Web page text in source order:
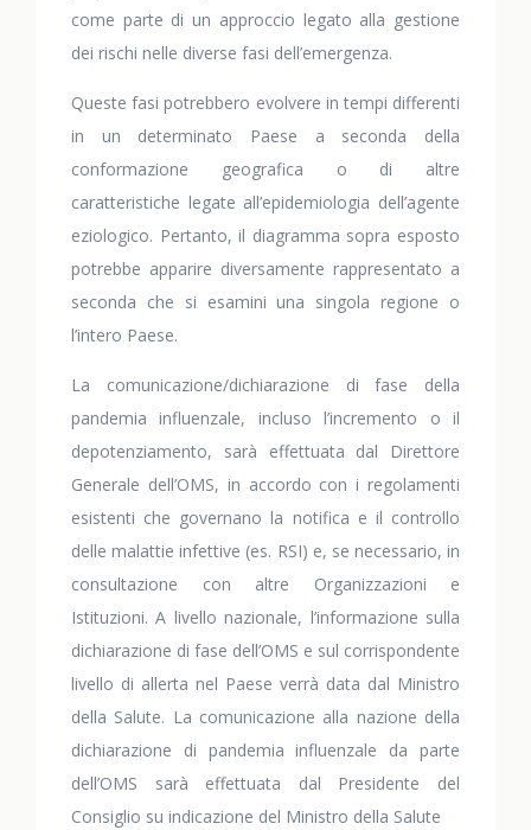
come parte di un approccio legato alla gestione
dei rischi nelle diverse fasi dell’emergenza.
Queste fasi potrebbero evolvere in tempi differenti
in un determinato Paese a seconda della
conformazione geografica o di altre
caratteristiche legate all’epidemiologia dell’agente
eziologico. Pertanto, il diagramma sopra esposto
potrebbe apparire diversamente rappresentato a
seconda che si esamini una singola regione o
l’intero Paese.
La comunicazione/dichiarazione di fase della
pandemia influenzale, incluso l’incremento o il
depotenziamento, sarà effettuata dal Direttore
Generale dell’OMS, in accordo con i regolamenti
esistenti che governano la notifica e il controllo
delle malattie infettive (es. RSI) e, se necessario, in
consultazione con altre Organizzazioni e
Istituzioni. A livello nazionale, l’informazione sulla
dichiarazione di fase dell’OMS e sul corrispondente
livello di allerta nel Paese verrà data dal Ministro
della Salute. La comunicazione alla nazione della
dichiarazione di pandemia influenzale da parte
dell’OMS sarà effettuata dal Presidente del
Consiglio su indicazione del Ministro della Salute